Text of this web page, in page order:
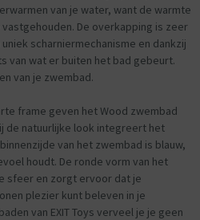
van je water, want de warmte
De overkapping is zeer
scharniermechanisme en dankzij
van wat er buiten het bad gebeurt.
van je zwembad.
frame geven het Wood zwembad
de natuurlijke look integreert het
van het zwembad is blauw,
houdt. De ronde vorm van het
sfeer en zorgt ervoor dat je
plezier kunt beleven in je
van EXIT Toys verveel je je geen